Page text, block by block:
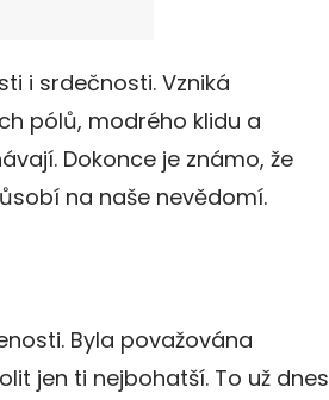
i srdečnosti. Vzniká
pólů, modrého klidu a
Dokonce je známo, že
na naše nevědomí.
Byla považována
jen ti nejbohatší. To už dnes